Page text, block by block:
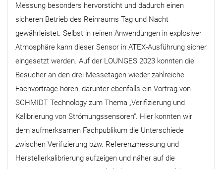
Messung besonders hervorsticht und dadurch einen
sicheren Betrieb des Reinraums Tag und Nacht
gewährleistet. Selbst in reinen Anwendungen in explosiver
Atmosphäre kann dieser Sensor in ATEX-Ausführung sicher
eingesetzt werden. Auf der LOUNGES 2023 konnten die
Besucher an den drei Messetagen wieder zahlreiche
Fachvorträge hören, darunter ebenfalls ein Vortrag von
SCHMIDT Technology zum Thema „Verifizierung und
Kalibrierung von Strömungssensoren“. Hier konnten wir
dem aufmerksamen Fachpublikum die Unterschiede
zwischen Verifizierung bzw. Referenzmessung und
Herstellerkalibrierung aufzeigen und näher auf die